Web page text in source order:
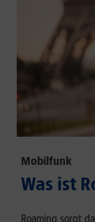
Mobilfunk
Was ist
Roaming sorgt